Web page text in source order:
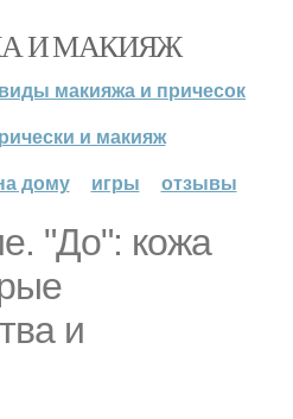
И МАКИЯЖ
виды макияжа и причесок
и макияж
дому
игры отзывы
"До": кожа
и